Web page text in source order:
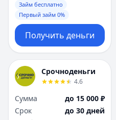
Займ бесплатно
Первый займ 0%
Получить деньги
Срочноденьги
4.6
Сумма
до 15 000 ₽
Срок
до 30 дней